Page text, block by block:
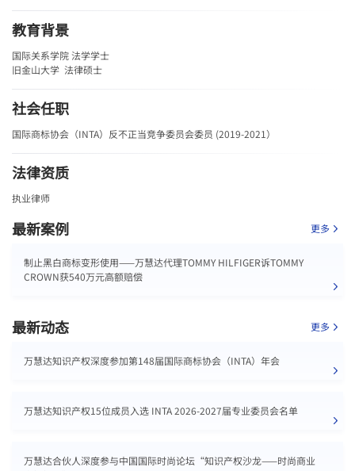
教育背景
国际关系学院 法学学士
旧金山大学 法律硕士
社会任职
国际商标协会（INTA）反不正当竞争委员会委员 (2019-2021）
法律资质
执业律师
最新案例 更多
制止黑白商标变形使用——万慧达代理TOMMY HILFIGER诉TOMMY
CROWN获540万元高额赔偿
最新动态 更多
万慧达知识产权深度参加第148届国际商标协会（INTA）年会
万慧达知识产权15位成员入选 INTA 2026-2027届专业委员会名单
万慧达合伙人深度参与中国国际时尚论坛“知识产权沙龙——时尚商业